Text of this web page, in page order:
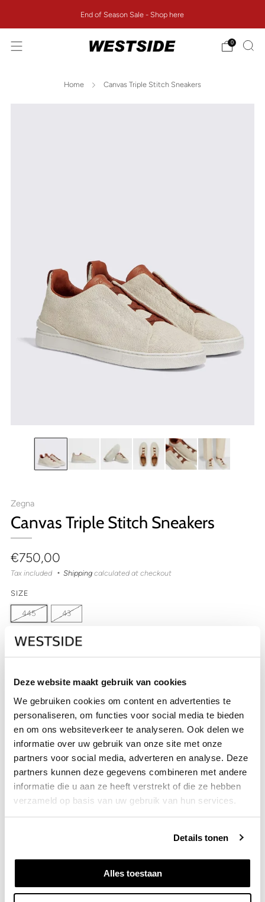
Deze website maakt gebruik van cookies
We gebruiken cookies om content en advertenties te
personaliseren, om functies voor social media te bieden
en om ons websiteverkeer te analyseren. Ook delen we
informatie over uw gebruik van onze site met onze
partners voor social media, adverteren en analyse. Deze
partners kunnen deze gegevens combineren met andere
informatie die u aan ze heeft verstrekt of die ze hebben
verzameld op basis van uw gebruik van hun services.
Details tonen
Alles toestaan
End of Season Sale - Shop here
0
Home Canvas Triple Stitch Sneakers
Zegna
Canvas Triple Stitch Sneakers
Regular
price
€750,00
Tax included Shipping calculated at checkout
SIZE
445 43
QUANTITY
Out of stock
SOLD OUT
CHECK IN-STORE AVAILABILITY
Details